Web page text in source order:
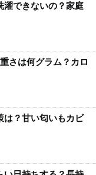
濯できないの？家庭
さは何グラム？カロ
は？甘い匂いもカビ